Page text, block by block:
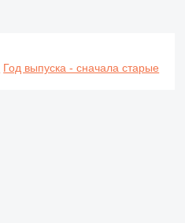
Год выпуска - сначала старые